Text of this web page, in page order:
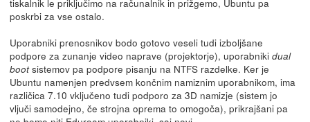
tiskalnik le priključimo na računalnik in prižgemo, Ubuntu pa
poskrbi za vse ostalo.
Uporabniki prenosnikov bodo gotovo veseli tudi izboljšane
podpore za zunanje video naprave (projektorje), uporabniki dual
bootsistemov pa podpore pisanju na NTFS razdelke. Ker je
Ubuntu namenjen predvsem končnim namiznim uporabnikom, ima
različica 7.10 vključeno tudi podporo za 3D namizje (sistem jo
vljuči samodejno, če strojna oprema to omogoča), prikrajšani pa